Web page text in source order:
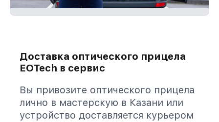
Доставка оптического прицела
EOTech в сервис
Вы привозите оптического прицела
лично в мастерскую в Казани или
устройство доставляется курьером